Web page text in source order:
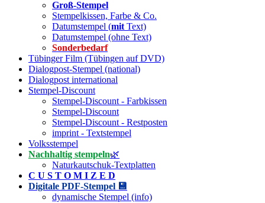
Groß-Stempel
Stempelkissen, Farbe & Co.
Datumstempel (mit Text)
Datumstempel (ohne Text)
Sonderbedarf
Tübinger Film (Tübingen auf DVD)
Dialogpost-Stempel (national)
Dialogpost international
Stempel-Discount
Stempel-Discount - Farbkissen
Stempel-Discount
Stempel-Discount - Restposten
imprint - Textstempel
Volksstempel
Nachhaltig stempeln🌿
Naturkautschuk-Textplatten
C U S T O M I Z E D
Digitale PDF-Stempel 💾
dynamische Stempel (info)